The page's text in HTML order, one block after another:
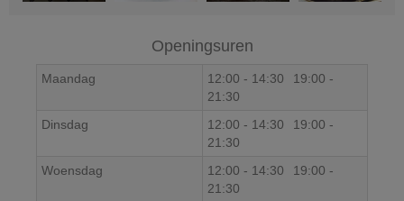
Openingsuren
Maandag 12:00 - 14:30 19:00 -
21:30
Dinsdag
12:00 - 14:30 19:00 -
21:30
Woensdag
12:00 - 14:30 19:00 -
21:30